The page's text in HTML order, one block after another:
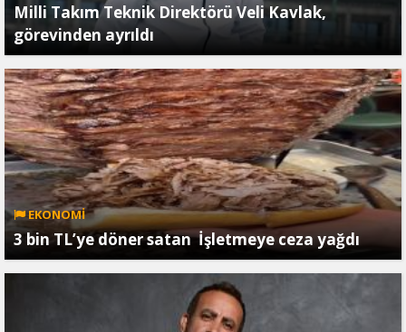
Milli Takım Teknik Direktörü Veli Kavlak,
görevinden ayrıldı
EKONOMİ
3 bin TL’ye döner satan İşletmeye ceza yağdı